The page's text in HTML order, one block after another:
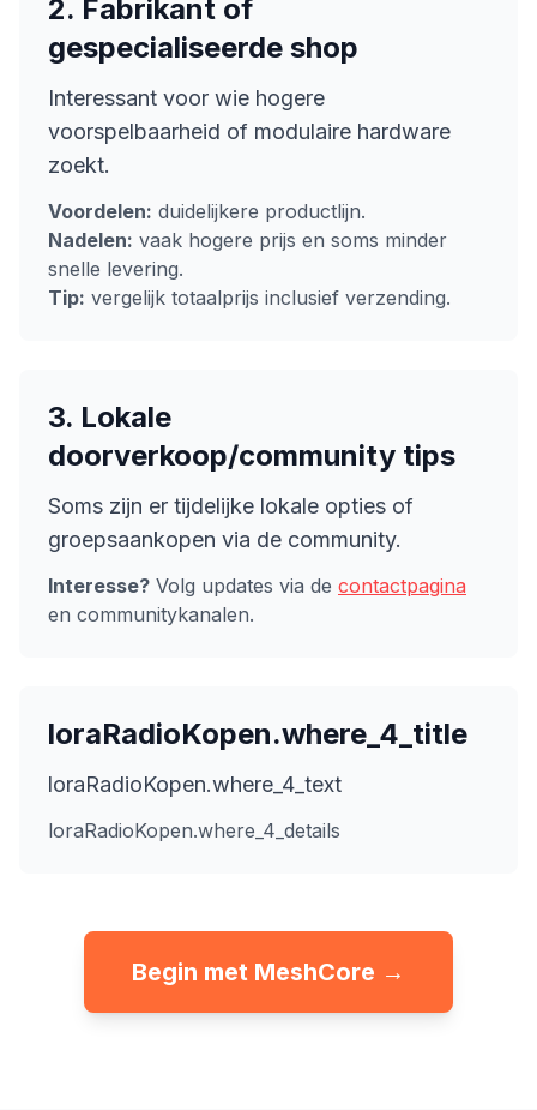
2. Fabrikant of
gespecialiseerde shop
Interessant voor wie hogere
voorspelbaarheid of modulaire hardware
zoekt.
Voordelen: duidelijkere productlijn.
Nadelen: vaak hogere prijs en soms minder
snelle levering.
Tip: vergelijk totaalprijs inclusief verzending.
3. Lokale
doorverkoop/community tips
Soms zijn er tijdelijke lokale opties of
groepsaankopen via de community.
Interesse? Volg updates via de contactpagina
en communitykanalen.
loraRadioKopen.where_4_title
loraRadioKopen.where_4_text
loraRadioKopen.where_4_details
Begin met MeshCore →